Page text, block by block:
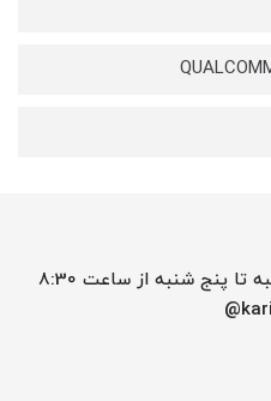
ساعت کار فروشگاه حضوری : شنبه تا پنج شنبه از ساعت 8:30